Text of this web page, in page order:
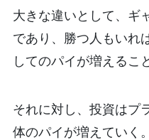
大きな違いとして、ギ
であり、勝つ人もいれ
してのパイが増えるこ
それに対し、投資はプ
体のパイが増えていく。